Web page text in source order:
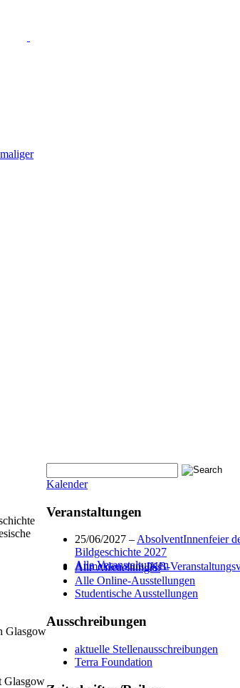
Glasgow
Glasgow
Kalender
Veranstaltungen
25/06/2027 –AbsolventInnenfeier
Bildgeschichte 2027
Alle Veranstaltungen
Anmelden zum IKB-
Alle Ausstellungen
Alle Online-Ausstellungen
Studentische Ausstellungen
Ausschreibungen
aktuelle Stellenausschreibungen
Terra Foundation